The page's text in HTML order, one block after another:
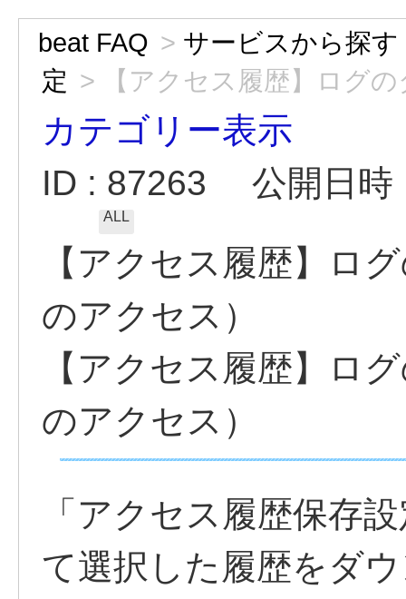
beat FAQ > サービスから探す
定 > 【アクセス履歴】ログ
カテゴリー表示
ID : 87263
公開日時
ALL
【アクセス履歴】ロ
のアクセス）
【アクセス履歴】ロ
のアクセス）
「アクセス履歴保存
て選択した履歴をダ